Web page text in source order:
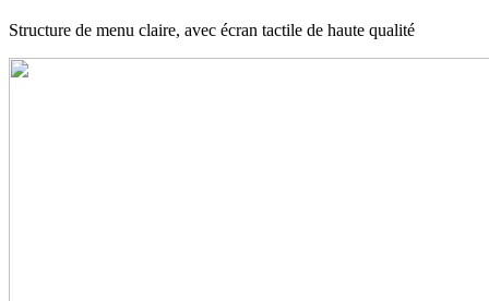
Structure de menu claire, avec écran tactile de haute qualité